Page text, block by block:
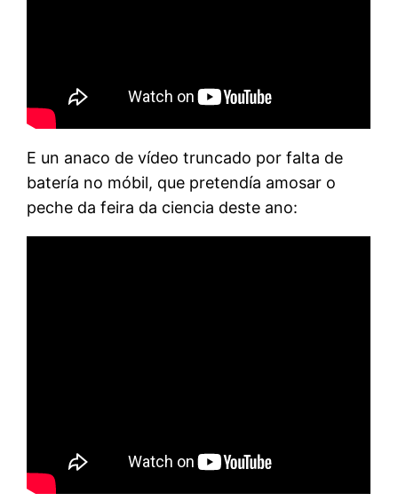
E un anaco de vídeo truncado por falta de
batería no móbil, que pretendía amosar o
peche da feira da ciencia deste ano: